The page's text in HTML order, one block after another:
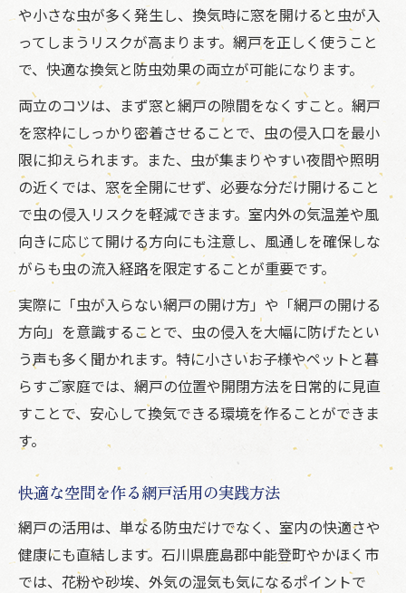
や小さな虫が多く発生し、換気時に窓を開けると虫が入
ってしまうリスクが高まります。網戸を正しく使うこと
で、快適な換気と防虫効果の両立が可能になります。
両立のコツは、まず窓と網戸の隙間をなくすこと。網戸
を窓枠にしっかり密着させることで、虫の侵入口を最小
限に抑えられます。また、虫が集まりやすい夜間や照明
の近くでは、窓を全開にせず、必要な分だけ開けること
で虫の侵入リスクを軽減できます。室内外の気温差や風
向きに応じて開ける方向にも注意し、風通しを確保しな
がらも虫の流入経路を限定することが重要です。
実際に「虫が入らない網戸の開け方」や「網戸の開ける
方向」を意識することで、虫の侵入を大幅に防げたとい
う声も多く聞かれます。特に小さいお子様やペットと暮
らすご家庭では、網戸の位置や開閉方法を日常的に見直
すことで、安心して換気できる環境を作ることができま
す。
快適な空間を作る網戸活用の実践方法
網戸の活用は、単なる防虫だけでなく、室内の快適さや
健康にも直結します。石川県鹿島郡中能登町やかほく市
では、花粉や砂埃、外気の湿気も気になるポイントで